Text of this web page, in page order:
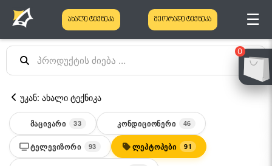
0
ახალი ტექნიკა მეორადი ტექნიკა ☰
უკან: ახალი ტექნიკა
ᲛᲐᲪᲘᲕᲐᲠᲘ 33 ᲙᲝᲜᲓᲘᲪᲘᲝᲜᲔᲠᲘ 46
ᲢᲔᲚᲔᲕᲘᲖᲝᲠᲘ 93 ᲚᲔᲞᲢᲝᲞᲔᲑᲘ 91